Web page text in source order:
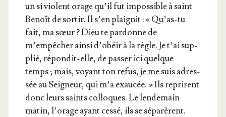
un si violent orage qu’il fut impos­sible à saint
Benoît de sor­tir. Il s’en plai­gnit : « Qu’as-tu
fait, ma sœur ? Dieu te par­donne de
m’empêcher ain­si d’o­béir à la règle. Je t’ai sup­
plié, répon­dit-elle, de pas­ser ici quelque
temps ; mais, voyant ton refus, je me suis adres­
sée au Sei­gneur, qui m’a exau­cée. » Ils reprirent
donc leurs saints col­loques. Le len­de­main
matin, l’o­rage ayant ces­sé, ils se sépa­rèrent.